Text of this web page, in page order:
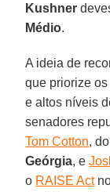
Kushner
Médio.
A ideia de
que priorize
e altos níveis
senadores
Tom Cotton, do
Geórgia, e
o RAISE Act